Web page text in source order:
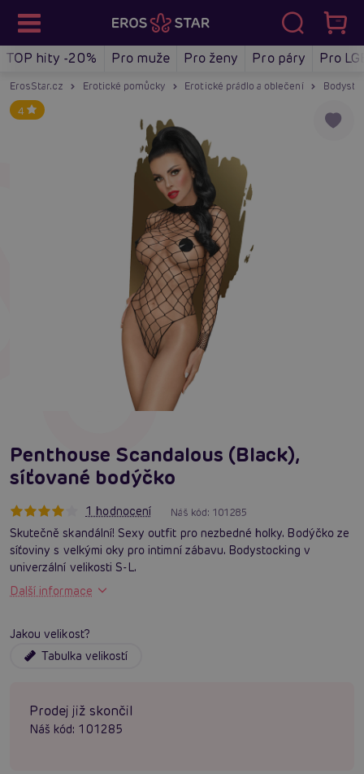
TOP hity -20% Pro muže Pro ženy Pro páry Pro
ErosStar.cz Erotické pomůcky Erotické prádlo a oblečení
4
Penthouse Scandalous (Black),
síťované bodýčko
1 hodnocení Náš kód: 101285
Skutečně skandální! Sexy outfit pro nezbedné holky. Bodýčko ze
síťoviny s velkými oky pro intimní zábavu. Bodystocking v
univerzální velikosti S-L.
Další informace
Jakou velikost?
Tabulka velikostí
Prodej již skončil
Náš kód: 101285